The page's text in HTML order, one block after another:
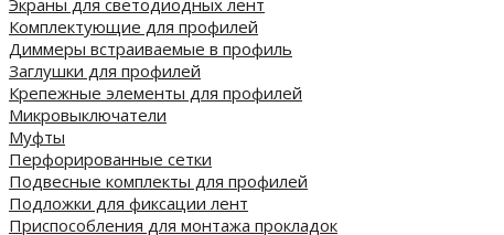
Экраны для светодиодных лент
Комплектующие для профилей
Диммеры встраиваемые в профиль
Заглушки для профилей
Крепежные элементы для профилей
Микровыключатели
Муфты
Перфорированные сетки
Подвесные комплекты для профилей
Подложки для фиксации лент
Приспособления для монтажа прокладок